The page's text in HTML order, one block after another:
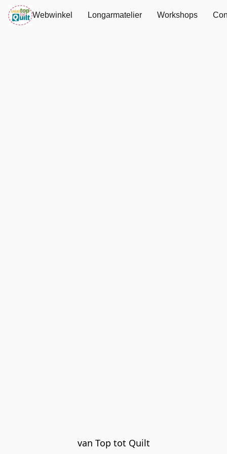
Webwinkel Longarmatelier Workshops
van Top tot Quilt